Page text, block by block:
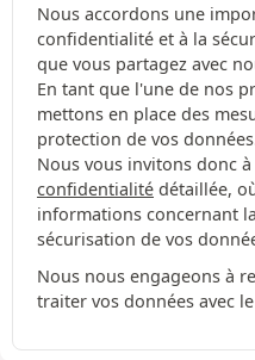
Nous accordons une
confidentialité et à la
que vous partagez avec
En tant que l'une de nos
mettons en place des
protection de vos
Nous vous invitons donc
confidentialité détaillée,
informations concernant
sécurisation de vos
Nous nous engageons à
traiter vos données avec